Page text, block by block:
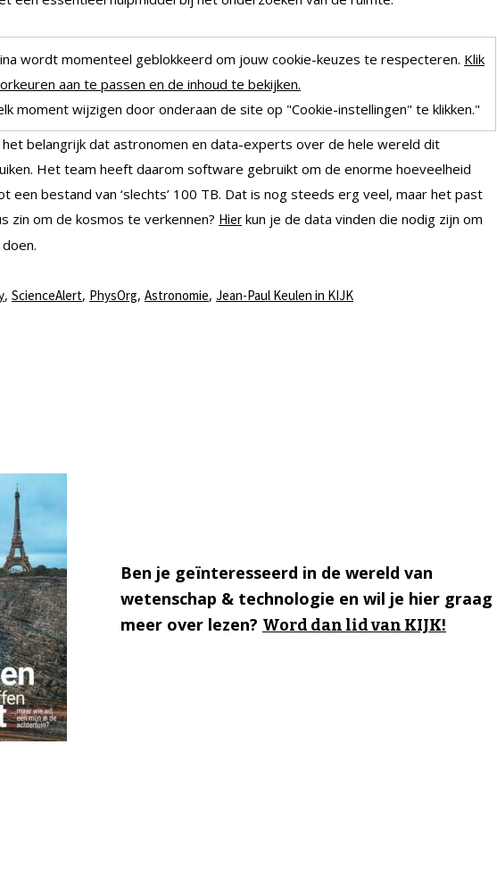
wordt momenteel geblokkeerd om jouw cookie-keuzes te respecteren. Klik
aan te passen en de inhoud te bekijken.
moment wijzigen door onderaan de site op "Cookie-instellingen" te klikken."
belangrijk dat astronomen en data-experts over de hele wereld dit
Het team heeft daarom software gebruikt om de enorme hoeveelheid
een bestand van ‘slechts’ 100 TB. Dat is nog steeds erg veel, maar het past
zin om de kosmos te verkennen? Hier kun je de data vinden die nodig zijn om
, ScienceAlert, PhysOrg, Astronomie, Jean-Paul Keulen in KIJK
Ben je geïnteresseerd in de wereld van
wetenschap & technologie en wil je hier graag
meer over lezen? Word dan lid van KIJK!